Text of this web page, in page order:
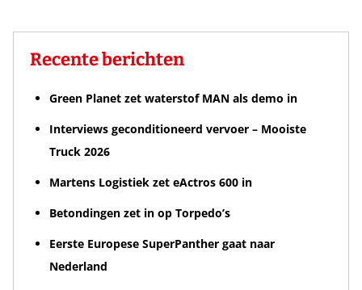
Recente berichten
Green Planet zet waterstof MAN als demo in
Interviews geconditioneerd vervoer – Mooiste
Truck 2026
Martens Logistiek zet eActros 600 in
Betondingen zet in op Torpedo’s
Eerste Europese SuperPanther gaat naar
Nederland